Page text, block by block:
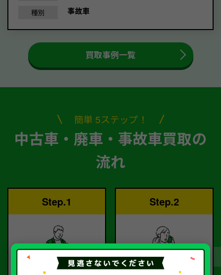
種別 事故車
買取事例一覧
簡単 5ステップ！
中古車・廃車・事故車買取の
流れ
Step.1
ご依頼
Step.2
査定